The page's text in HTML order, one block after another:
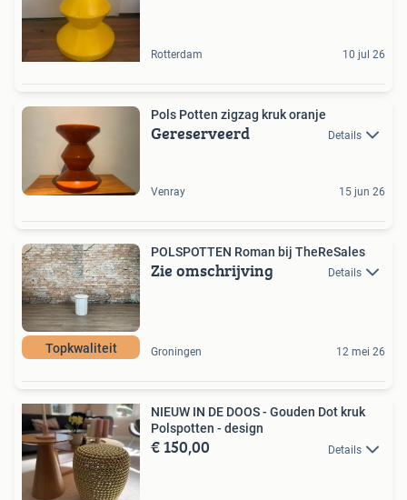
Rotterdam 10 jul 26
Pols Potten zigzag kruk oranje
Gereserveerd Details
Venray 15 jun 26
Topkwaliteit
POLSPOTTEN Roman bij TheReSales
Zie omschrijving Details
Groningen 12 mei 26
NIEUW IN DE DOOS - Gouden Dot kruk
Polspotten - design
€ 150,00 Details